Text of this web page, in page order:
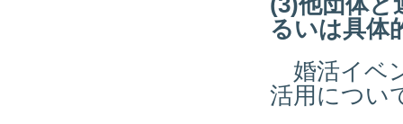
るいは具体
婚活イベ
活用につい